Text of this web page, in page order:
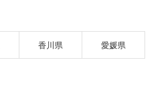
香川県 愛媛県